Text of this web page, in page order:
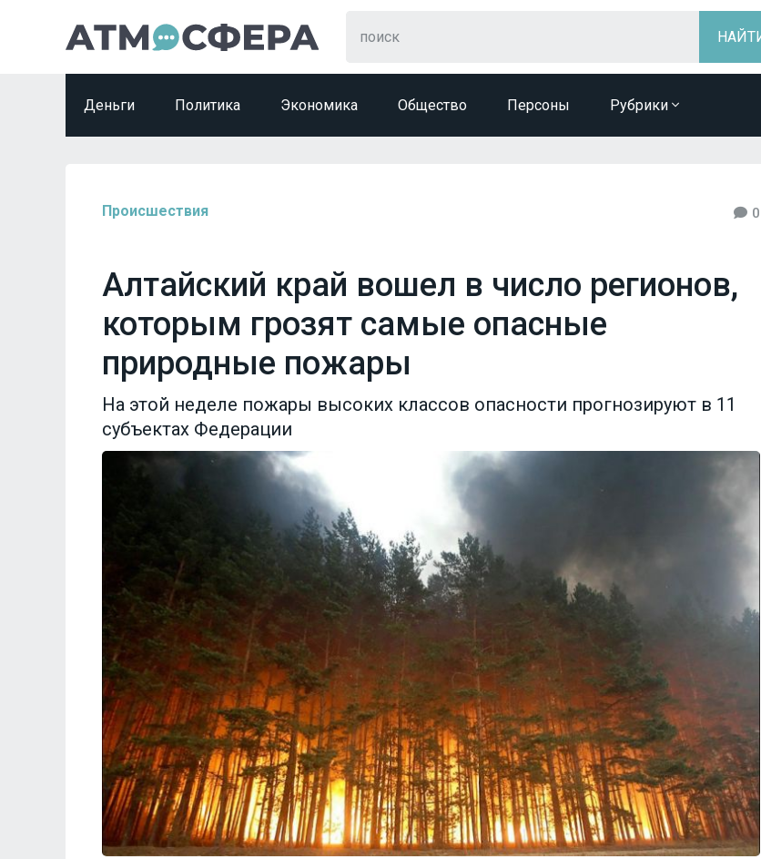
Деньги Политика Экономика Общество Персоны Рубрики
Происшествия 0
Алтайский край вошел в число регионов,
которым грозят самые опасные
природные пожары
На этой неделе пожары высоких классов опасности прогнозируют в 11
субъектах Федерации